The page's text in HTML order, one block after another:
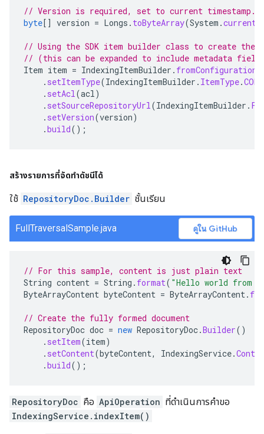
// Version is required, set to current timestamp.
byte[] version = Longs . toByteArray(System .
// Using the SDK item builder class to create the
// (this can be expanded to include metadata
Item item = IndexingItemBuilder . fromConfiguration
. setItemType(IndexingItemBuilder . ItemType.
. setAcl(acl)
. setSourceRepositoryUrl(IndexingItemBuilder .
. setVersion(version)
.build();
สร้างรายการที่จัดทำดัชนีได้
ใช้ RepositoryDoc.Builder ชั้นเรียน
FullTraversalSample.java ดูใน GitHub
// For this sample, content is just plain text
String content = String . format( "Hello world from
ByteArrayContent byteContent = ByteArrayContent.
// Create the fully formed document
RepositoryDoc doc = new RepositoryDoc.Builder()
. setItem(item)
. setContent(byteContent, IndexingService.
.build();
RepositoryDoc คือ ApiOperation ที่ดำเนินการคำขอ
IndexingService.indexItem()